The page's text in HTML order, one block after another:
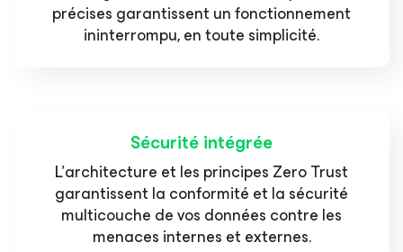
précises garantissent un fonctionnement
ininterrompu, en toute simplicité.
Sécurité intégrée
L’architecture et les principes Zero Trust
garantissent la conformité et la sécurité
multicouche de vos données contre les
menaces internes et externes.